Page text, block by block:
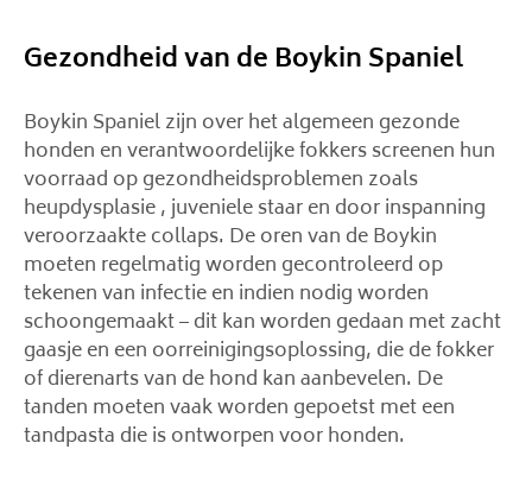
Gezondheid van de Boykin Spaniel
Boykin Spaniel zijn over het algemeen gezonde
honden en verantwoordelijke fokkers screenen hun
voorraad op gezondheidsproblemen zoals
heupdysplasie , juveniele staar en door inspanning
veroorzaakte collaps. De oren van de Boykin
moeten regelmatig worden gecontroleerd op
tekenen van infectie en indien nodig worden
schoongemaakt – dit kan worden gedaan met zacht
gaasje en een oorreinigingsoplossing, die de fokker
of dierenarts van de hond kan aanbevelen. De
tanden moeten vaak worden gepoetst met een
tandpasta die is ontworpen voor honden.